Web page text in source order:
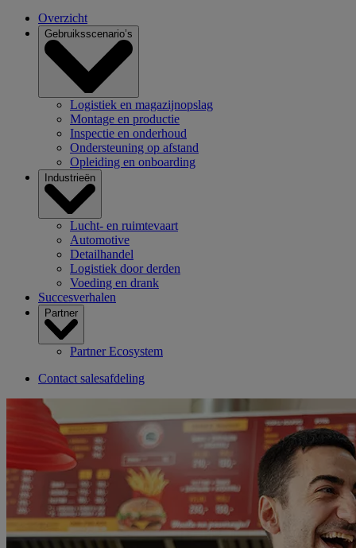
Overzicht
Gebruiksscenario’s
Logistiek en magazijnopslag
Montage en productie
Inspectie en onderhoud
Ondersteuning op afstand
Opleiding en onboarding
Industrieën
Lucht- en ruimtevaart
Automotive
Detailhandel
Logistiek door derden
Voeding en drank
Succesverhalen
Partner
Partner Ecosystem
Contact salesafdeling